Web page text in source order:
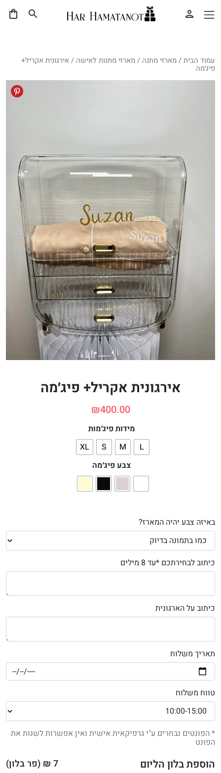
עמוד הבית/מארזי מתנה /מארזי מתנות לאישה / אירגונית אקריל+
פיג׳מה
אירגונית אקריל+ פיג׳מה
₪400.00
מידות פיג׳מות
L
M
S
XL
צבע פיג׳מה
באיזה צבע יהיה המארז?
כיתוב לבחירתכם *עד 8 מילים
כיתוב על הארגונית
תאריך משלוח
טווח משלוח
* הפונטים נבחרים ע"י גרפיקאית אישית ואין אפשרות לשנות את
הפונט
הוספת בלון הליום 7 ₪ (פר בלון)